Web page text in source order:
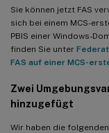
Sie können jetzt FAS
sich bei einem MCS-
PBIS einer Windows-
finden Sie unter
FAS auf einer MCS-
Zwei
hinzugefügt
Wir haben die